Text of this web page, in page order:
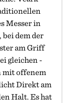
Messer in
dem der
am Griff
gleichen -
mit offenem
Direkt am
Halt. Es hat